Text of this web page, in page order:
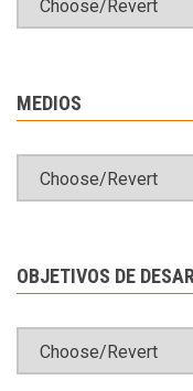
MEDIOS
OBJETIVOS DE